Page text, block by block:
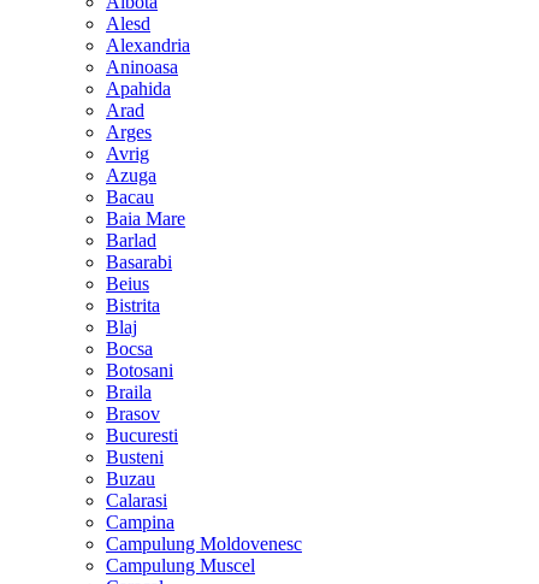
Alesd
Alexandria
Aninoasa
Apahida
Arad
Arges
Avrig
Azuga
Bacau
Baia Mare
Barlad
Basarabi
Beius
Bistrita
Blaj
Bocsa
Botosani
Braila
Brasov
Bucuresti
Busteni
Buzau
Calarasi
Campina
Campulung Moldovenesc
Campulung Muscel